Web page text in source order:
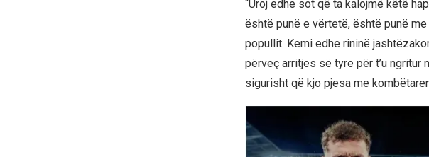
“Uroj edhe sot që ta kalojmë këtë
është punë e vërtetë, është punë
popullit. Kemi edhe rininë
përveç arritjes së tyre për t’u
sigurisht që kjo pjesa me